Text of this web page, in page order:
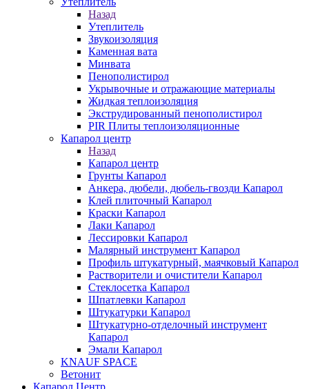
Назад
Утеплитель
Звукоизоляция
Каменная вата
Минвата
Пенополистирол
Укрывочные и отражающие материалы
Жидкая теплоизоляция
Экструдированный пенополистирол
PIR Плиты теплоизоляционные
Капарол центр
Назад
Капарол центр
Грунты Капарол
Анкера, дюбели, дюбель-гвозди Капарол
Клей плиточный Капарол
Краски Капарол
Лаки Капарол
Лессировки Капарол
Малярный инструмент Капарол
Профиль штукатурный, маячковый Капарол
Растворители и очистители Капарол
Cтеклосетка Капарол
Шпатлевки Капарол
Штукатурки Капарол
Штукатурно-отделочный инструмент
Капарол
Эмали Капарол
KNAUF SPACE
Ветонит
Капарол Центр